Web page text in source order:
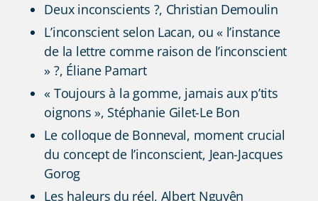
Deux inconscients ?, Christian Demoulin
L’inconscient selon Lacan, ou « l’instance
de la lettre comme raison de l’inconscient
» ?, Éliane Pamart
« Toujours à la gomme, jamais aux p’tits
oignons », Stéphanie Gilet-Le Bon
Le colloque de Bonneval, moment crucial
du concept de l’inconscient, Jean-Jacques
Gorog
Les haleurs du réel, Albert Nguyên